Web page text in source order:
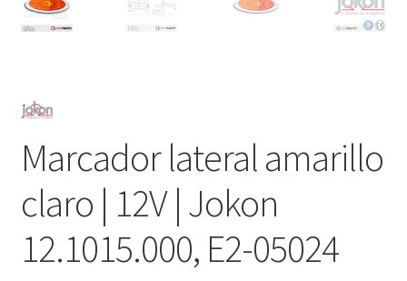
Marcador lateral amarillo
claro | 12V | Jokon
12.1015.000, E2-05024